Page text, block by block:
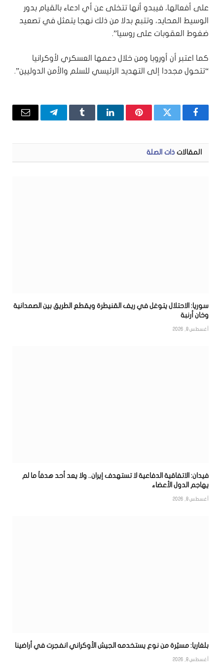
على أفعالها، فيبدو أنها تتخلى عن أي ادعاء بالقيام بدور
الوسيط المحايد، وتتبع بدلا من ذلك نهجا يتمثل في تصعيد
ضغوط العقوبات على روسيا”.
كما اعتبر أن أوروبا ومن خلال دعمها العسكري لأوكرانيا
“تتحول مجددا إلى التهديد الرئيسي للسلم والأمن الدوليين”.
فيسبوكتويتر بينتيريستلينكدإنTumblrتيلقرامالبريد
المقالات ذات الصلة
سوريا: الاحتلال يتوغل في ريف القنيطرة ويقطع الطريق بين الصمدانية
وخان أرنبة
أغسطس 8, 2026
فيدان: الاتفاقية الدفاعية لا تستهدف إيران.. ولا يعد أحد هدفاً ما لم
يهاجم الدول الأعضاء
أغسطس 8, 2026
بلغاريا: مسيّرة من نوع يستخدمه الجيش الأوكراني انفجرت في أراضينا
أغسطس 8, 2026